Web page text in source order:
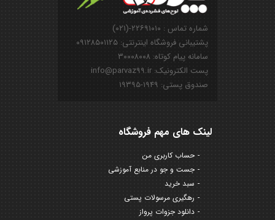
شماره تماس : ۲۲۶۹۱۰۱۰-(۰۲۱)
پشتیبانی فروشگاه اینترنتی: ۰۹۱۲۸۵۰۱۱۲۵
سامانه پیام کوتاه: ۳۰۰۰۸۰۰۸
پست الکترونیک: info@parvaz99.ir
صندوق پستی: ۱۹۴۹-۱۹۳۹۵
لینک های مهم فروشگاه
حساب کاربری من
جست و جو در منابع آموزشی
سبد خرید
رهگیری مرسولات پستی
دانلود جزوات پرواز